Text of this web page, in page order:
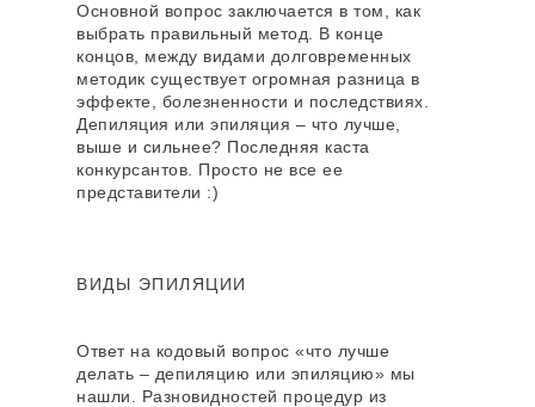
ВИДЫ ЭПИЛЯЦИИ
Ответ на кодовый вопрос «что лучше
делать – депиляцию или эпиляцию» мы
нашли. Разновидностей процедур из
Основной вопрос заключается в том, как
выбрать правильный метод. В конце
концов, между видами долговременных
методик существует огромная разница в
эффекте, болезненности и последствиях.
Депиляция или эпиляция – что лучше,
выше и сильнее? Последняя каста
конкурсантов. Просто не все ее
представители :)